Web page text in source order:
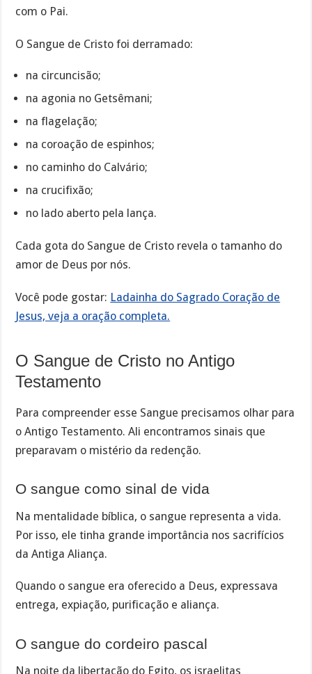
com o Pai.
O Sangue de Cristo foi derramado:
na circuncisão;
na agonia no Getsêmani;
na flagelação;
na coroação de espinhos;
no caminho do Calvário;
na crucifixão;
no lado aberto pela lança.
Cada gota do Sangue de Cristo revela o tamanho do
amor de Deus por nós.
Você pode gostar: Ladainha do Sagrado Coração de
Jesus, veja a oração completa.
O Sangue de Cristo no Antigo
Testamento
Para compreender esse Sangue precisamos olhar para
o Antigo Testamento. Ali encontramos sinais que
preparavam o mistério da redenção.
O sangue como sinal de vida
Na mentalidade bíblica, o sangue representa a vida.
Por isso, ele tinha grande importância nos sacrifícios
da Antiga Aliança.
Quando o sangue era oferecido a Deus, expressava
entrega, expiação, purificação e aliança.
O sangue do cordeiro pascal
Na noite da libertação do Egito, os israelitas